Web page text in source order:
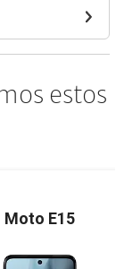
estos
Moto E15